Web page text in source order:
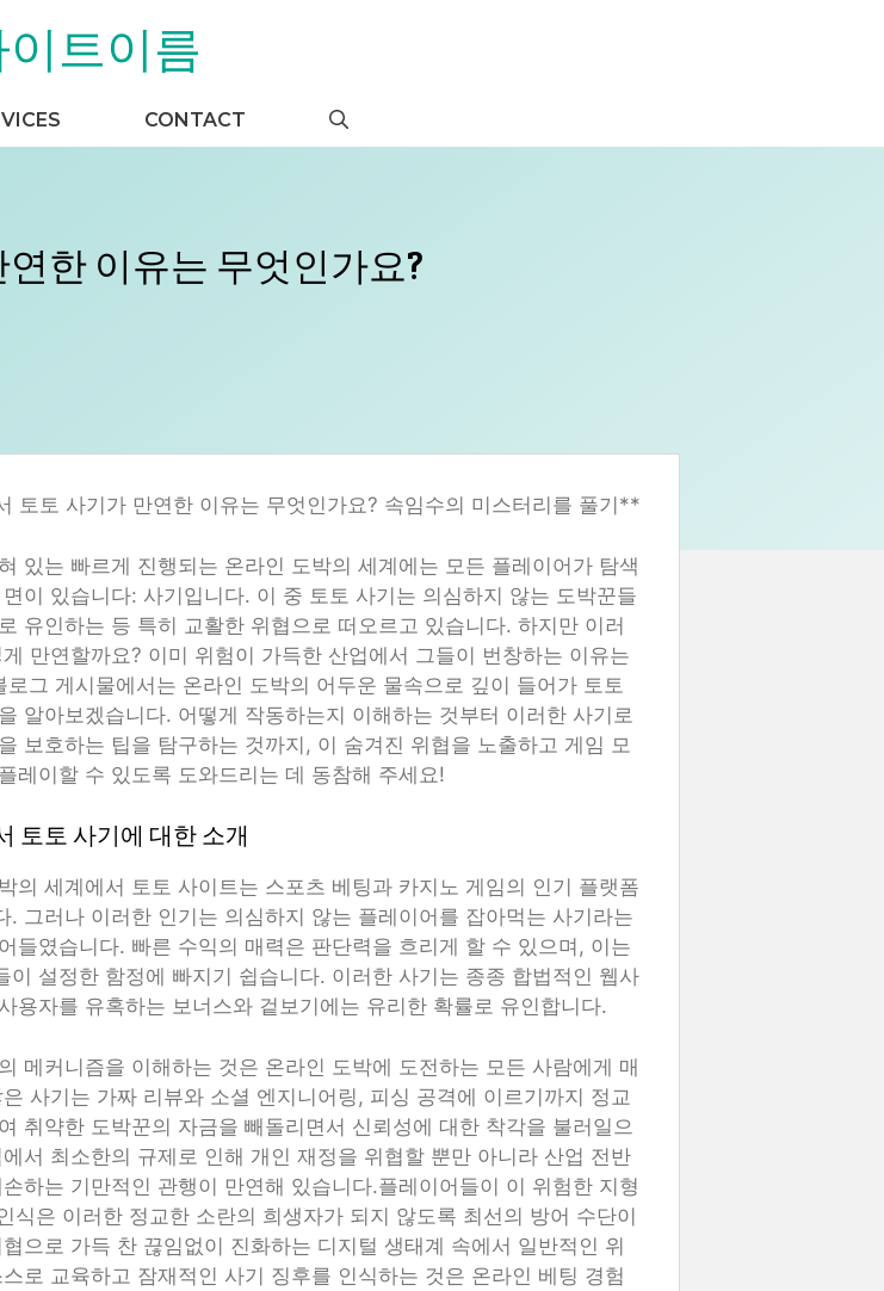
트이름
CONTACT
한 이유는 무엇인가요?
토토 사기가 만연한 이유는 무엇인가요? 속임수의 미스터리를 풀기**
있는 빠르게 진행되는 온라인 도박의 세계에는 모든 플레이어가 탐색
이 있습니다: 사기입니다. 이 중 토토 사기는 의심하지 않는 도박꾼들
유인하는 등 특히 교활한 위협으로 떠오르고 있습니다. 하지만 이러
만연할까요? 이미 위험이 가득한 산업에서 그들이 번창하는 이유는
로그 게시물에서는 온라인 도박의 어두운 물속으로 깊이 들어가 토토
알아보겠습니다. 어떻게 작동하는지 이해하는 것부터 이러한 사기로
보호하는 팁을 탐구하는 것까지, 이 숨겨진 위협을 노출하고 게임 모
레이할 수 있도록 도와드리는 데 동참해 주세요!
토토 사기에 대한 소개
의 세계에서 토토 사이트는 스포츠 베팅과 카지노 게임의 인기 플랫폼
. 그러나 이러한 인기는 의심하지 않는 플레이어를 잡아먹는 사기라는
들였습니다. 빠른 수익의 매력은 판단력을 흐리게 할 수 있으며, 이는
이 설정한 함정에 빠지기 쉽습니다. 이러한 사기는 종종 합법적인 웹사
용자를 유혹하는 보너스와 겉보기에는 유리한 확률로 유인합니다.
메커니즘을 이해하는 것은 온라인 도박에 도전하는 모든 사람에게 매
사기는 가짜 리뷰와 소셜 엔지니어링, 피싱 공격에 이르기까지 정교
취약한 도박꾼의 자금을 빼돌리면서 신뢰성에 대한 착각을 불러일으
서 최소한의 규제로 인해 개인 재정을 위협할 뿐만 아니라 산업 전반
하는 기만적인 관행이 만연해 있습니다.플레이어들이 이 위험한 지형
식은 이러한 정교한 소란의 희생자가 되지 않도록 최선의 방어 수단이
으로 가득 찬 끊임없이 진화하는 디지털 생태계 속에서 일반적인 위
로 교육하고 잠재적인 사기 징후를 인식하는 것은 온라인 베팅 경험